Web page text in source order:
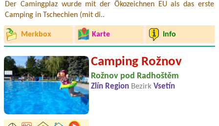
Der Camingplaz wurde mit der Ökozeichnen EU als das erste
Camping in Tschechien (mit di..
Merkbox Karte Info
Camping Rožnov
Rožnov pod Radhoštěm
Zlín Region Bezirk Vsetín